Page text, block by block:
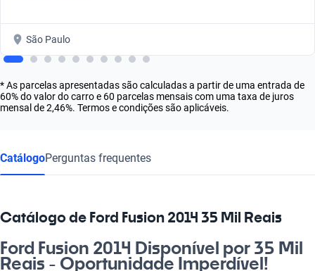
São Paulo
* As parcelas apresentadas são calculadas a partir de uma entrada de
60% do valor do carro e 60 parcelas mensais com uma taxa de juros
mensal de 2,46%. Termos e condições são aplicáveis.
CatálogoPerguntas frequentes
Catálogo de Ford Fusion 2014 35 Mil Reais
Ford Fusion 2014 Disponível por 35 Mil
Reais - Oportunidade Imperdível!